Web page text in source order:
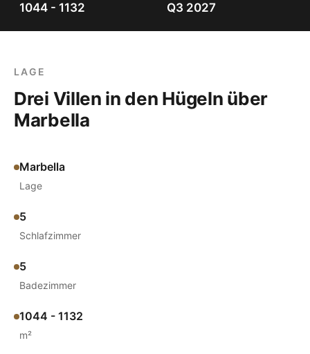
1044 - 1132 Q3 2027
LAGE
Drei Villen in den Hügeln über
Marbella
Marbella
Lage
5
Schlafzimmer
5
Badezimmer
1044 - 1132
m²